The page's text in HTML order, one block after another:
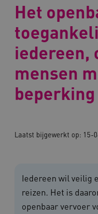
Het
iedereen,
mensen
beperking
Laatst bijgewerkt op: 15-
Iedereen wil veilig
reizen. Het is
openbaar vervoer